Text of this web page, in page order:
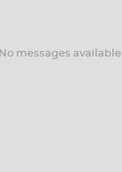
No messages available